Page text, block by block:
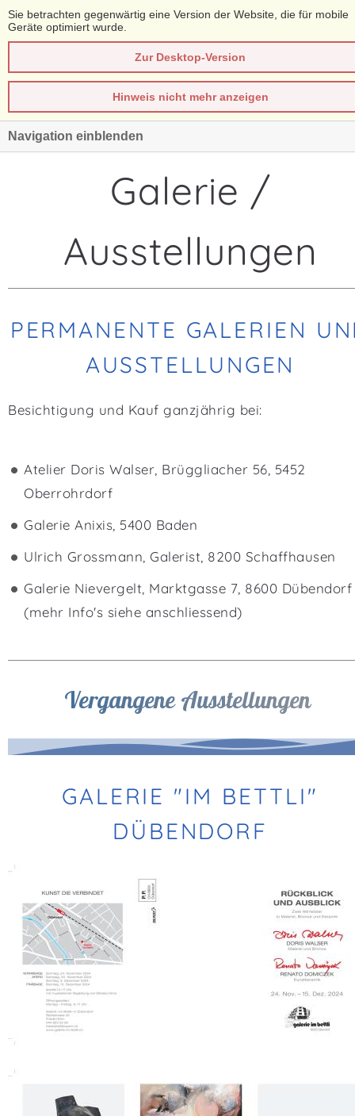
Sie betrachten gegenwärtig eine Version der Website, die für mobile
Geräte optimiert wurde.
Zur Desktop-Version
Hinweis nicht mehr anzeigen
Navigation einblenden
Galerie /
Ausstellungen
PERMANENTE GALERIEN
AUSSTELLUNGEN
Besichtigung und Kauf ganzjährig bei:
Atelier Doris Walser, Brüggliacher 56, 5452
Oberrohrdorf
Galerie Anixis, 5400 Baden
Ulrich Grossmann, Galerist, 8200 Schaffhausen
Galerie Nievergelt, Marktgasse 7, 8600 Dübendorf
(mehr Info's siehe anschliessend)
Vergangene Ausstellungen
GALERIE "IM BETTLI"
DÜBENDORF